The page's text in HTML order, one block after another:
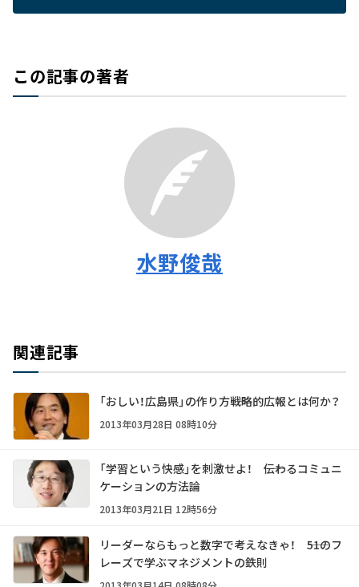
この記事の著者
水野俊哉
関連記事
「おしい！広島県」の作り方――戦略的広報とは何か？
2013年03月28日 08時10分
「学習という快感」を刺激せよ！ ――伝わるコミュニ
ケーションの方法論
2013年03月21日 12時56分
リーダーならもっと数字で考えなきゃ！ ――51のフ
レーズで学ぶマネジメントの鉄則